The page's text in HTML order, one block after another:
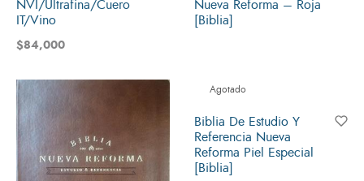
NVI/Ultrafina/Cuero
IT/Vino
$84,000
Nueva Reforma – Roja
[Biblia]
Agotado
Biblia De Estudio Y
Referencia Nueva
Reforma Piel Especial
[Biblia]